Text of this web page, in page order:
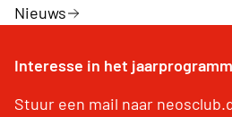
Nieuws
Interesse in het
Stuur een mail naar